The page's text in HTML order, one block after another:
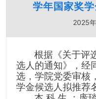
学年国家奖
2025
根据《关于评
选人的通知》，经
选，学院党委审核
学金候选人拟推荐